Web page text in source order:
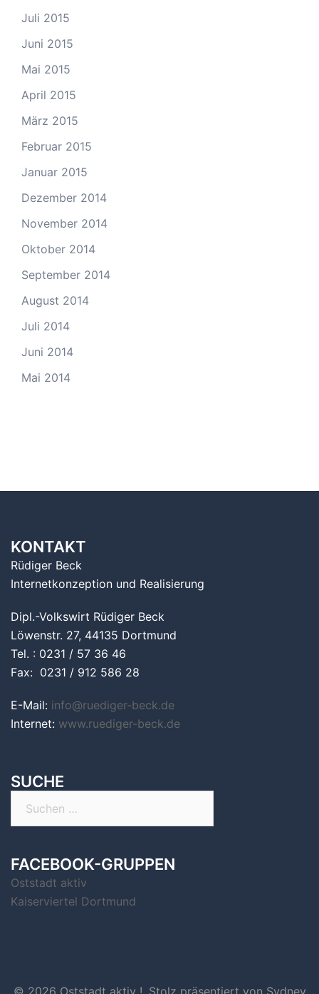
Juli 2015
Juni 2015
Mai 2015
April 2015
März 2015
Februar 2015
Januar 2015
Dezember 2014
November 2014
Oktober 2014
September 2014
August 2014
Juli 2014
Juni 2014
Mai 2014
KONTAKT
Rüdiger Beck
Internetkonzeption und Realisierung
Dipl.-Volkswirt Rüdiger Beck
Löwenstr. 27, 44135 Dortmund
Tel. : 0231 / 57 36 46
Fax: 0231 / 912 586 28
E-Mail: info@ruediger-beck.de
Internet: www.ruediger-beck.de
SUCHE
FACEBOOK-GRUPPEN
Oststadt aktiv
Kaiserviertel Dortmund
© 2026 Oststadt aktiv !. Stolz präsentiert von Sydney